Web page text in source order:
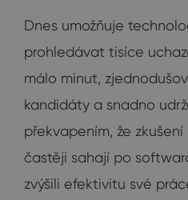
Dnes umožňuje
prohledávat tisíce
málo minut,
kandidáty a snadno
překvapením, že
častěji sahají po
zvýšili efektivitu své